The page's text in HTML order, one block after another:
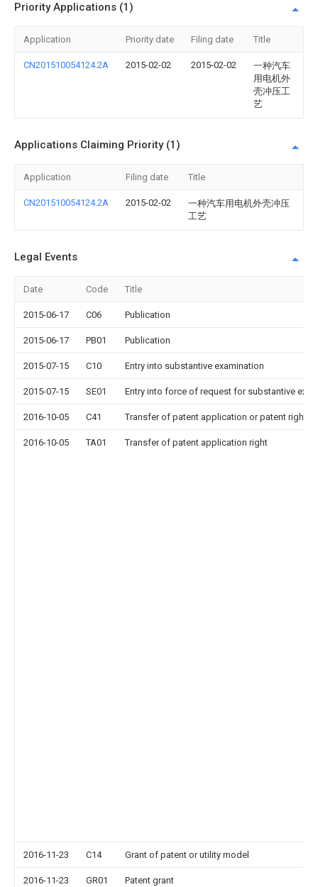
Priority Applications (1)
Application Priority date Filing date Title
CN201510054124.2A 2015-02-02 2015-02-02
一种汽车
用电机外
壳冲压工
艺
Applications Claiming Priority (1)
Application Filing date Title
CN201510054124.2A 2015-02-02
一种汽车用电机外壳冲压
工艺
Legal Events
Date Code Title
2015-06-17 C06 Publication
2015-06-17 PB01 Publication
2015-07-15 C10 Entry into substantive examination
2015-07-15 SE01 Entry into force of request for substantive
2016-10-05 C41 Transfer of patent application or patent right
2016-10-05 TA01 Transfer of patent application right
2016-11-23 C14 Grant of patent or utility model
2016-11-23 GR01 Patent grant